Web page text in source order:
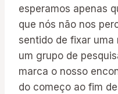
esperamos apenas
que nós não nos
sentido de fixar uma
um grupo de
marca o nosso
do começo ao fim